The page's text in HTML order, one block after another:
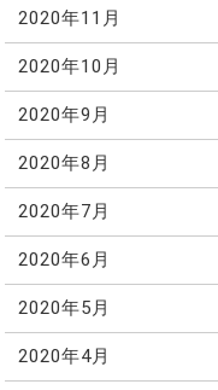
2020年11月
2020年10月
2020年9月
2020年8月
2020年7月
2020年6月
2020年5月
2020年4月